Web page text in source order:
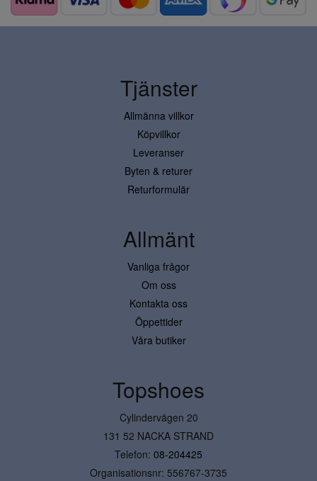
Tjänster
Allmänna villkor
Köpvillkor
Leveranser
Byten & returer
Returformulär
Allmänt
Vanliga frågor
Om oss
Kontakta oss
Öppettider
Våra butiker
Topshoes
Cylindervägen 20
131 52 NACKA STRAND
Telefon: 08-204425
Organisationsnr: 556767-3735